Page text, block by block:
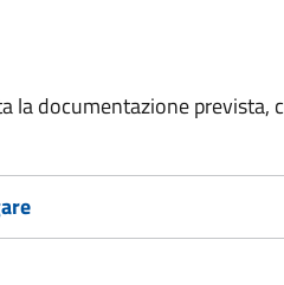
la documentazione prevista,